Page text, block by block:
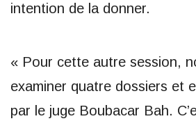
intention de la donner.
« Pour cette autre session,
examiner quatre dossiers et
par le juge Boubacar Bah.